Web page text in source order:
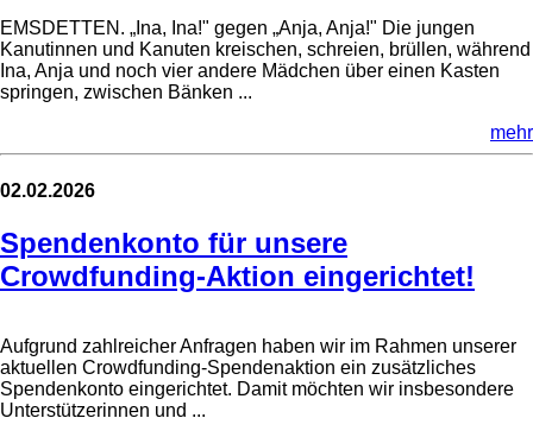
EMSDETTEN. „Ina, Ina!" gegen „Anja, Anja!" Die jungen
Kanutinnen und Kanuten kreischen, schreien, brüllen, während
Ina, Anja und noch vier andere Mädchen über einen Kasten
springen, zwischen Bänken ...
mehr
02.02.2026
Spendenkonto für unsere
Crowdfunding-Aktion eingerichtet!
Aufgrund zahlreicher Anfragen haben wir im Rahmen unserer
aktuellen Crowdfunding-Spendenaktion ein zusätzliches
Spendenkonto eingerichtet. Damit möchten wir insbesondere
Unterstützerinnen und ...